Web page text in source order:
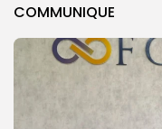
COMMUNIQUE